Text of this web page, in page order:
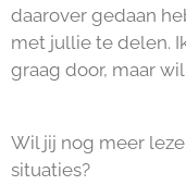
daarover gedaan
met jullie te delen.
graag door, maar
Wil jij nog meer
situaties?